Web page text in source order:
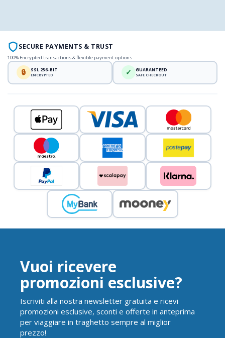
SECURE PAYMENTS & TRUST
100% Encrypted transactions & flexible payment options
🔒 SSL 256-BIT
ENCRYPTED ✓ GUARANTEED
SAFE CHECKOUT
Vuoi ricevere
promozioni esclusive?
Iscriviti alla nostra newsletter gratuita e ricevi
promozioni esclusive, sconti e offerte in anteprima
per viaggiare in traghetto sempre al miglior
prezzo!